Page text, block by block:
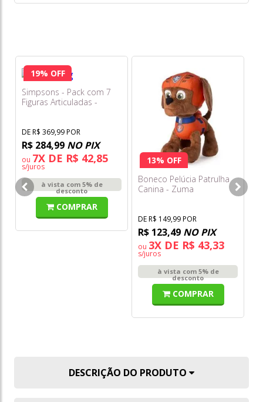
19% OFF
Simpsons - Pack com 7
Figuras Articuladas -
DE R$ 369,99 POR
R$ 284,99 NO PIX
ou 7X DE R$ 42,85
s/juros
à vista com 5% de
desconto
COMPRAR
13% OFF
Boneco Pelúcia Patrulha
Canina - Zuma
DE R$ 149,99 POR
R$ 123,49 NO PIX
ou 3X DE R$ 43,33
s/juros
à vista com 5% de
desconto
COMPRAR
DESCRIÇÃO DO PRODUTO